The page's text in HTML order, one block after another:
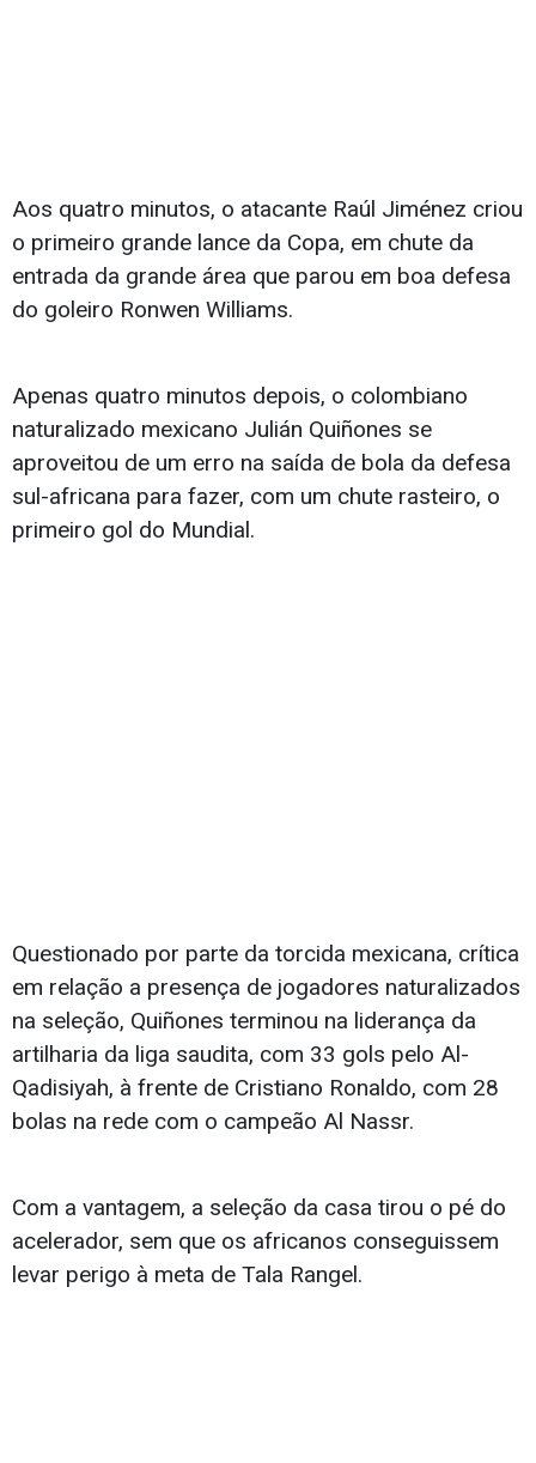
Aos quatro minutos, o atacante Raúl Jiménez criou
o primeiro grande lance da Copa, em chute da
entrada da grande área que parou em boa defesa
do goleiro Ronwen Williams.
Apenas quatro minutos depois, o colombiano
naturalizado mexicano Julián Quiñones se
aproveitou de um erro na saída de bola da defesa
sul-africana para fazer, com um chute rasteiro, o
primeiro gol do Mundial.
Questionado por parte da torcida mexicana, crítica
em relação a presença de jogadores naturalizados
na seleção, Quiñones terminou na liderança da
artilharia da liga saudita, com 33 gols pelo Al-
Qadisiyah, à frente de Cristiano Ronaldo, com 28
bolas na rede com o campeão Al Nassr.
Com a vantagem, a seleção da casa tirou o pé do
acelerador, sem que os africanos conseguissem
levar perigo à meta de Tala Rangel.